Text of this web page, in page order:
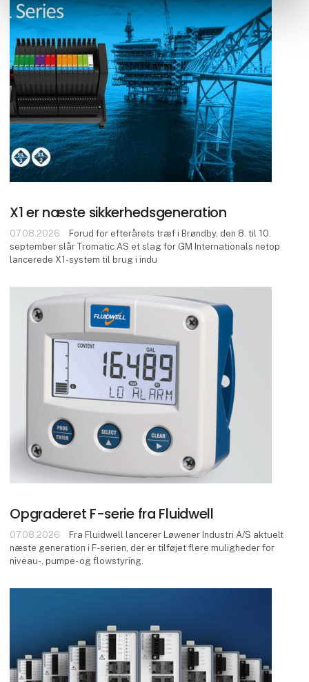
X1 er næste sikkerhedsgeneration
07.08.2026
Forud for efterårets træf i Brøndby, den 8. til 10.
september slår Tromatic AS et slag for GM Internationals netop
lancerede X1-system til brug i indu
Opgraderet F-serie fra Fluidwell
07.08.2026
Fra Fluidwell lancerer Løwener Industri A/S aktuelt
næste generation i F-serien, der er tilføjet flere muligheder for
niveau-, pumpe- og flowstyring.